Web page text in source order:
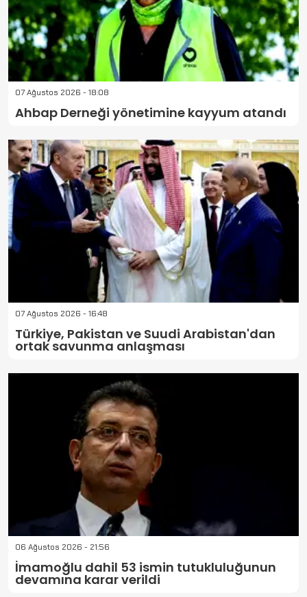
07 Ağustos 2026 - 18:08
Ahbap Derneği yönetimine kayyum atandı
07 Ağustos 2026 - 16:48
Türkiye, Pakistan ve Suudi Arabistan'dan
ortak savunma anlaşması
06 Ağustos 2026 - 21:56
İmamoğlu dahil 53 ismin tutukluluğunun
devamına karar verildi